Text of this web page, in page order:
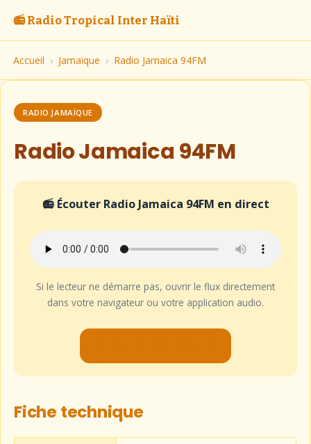
📻 Radio Tropical Inter Haïti
Accueil › Jamaïque › Radio Jamaica 94FM
RADIO JAMAÏQUE
Radio Jamaica 94FM
📻 Écouter Radio Jamaica 94FM en direct
Si le lecteur ne démarre pas, ouvrir le flux directement
dans votre navigateur ou votre application audio.
Fiche technique